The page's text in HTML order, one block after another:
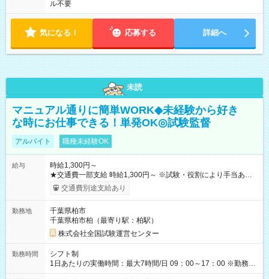
ル不要
気になる！ 応募する 詳細へ
未読
マニュアル通りに簡単WORK◆未経験から好き
な時にお仕事できる！単発OK◎試験監督
アルバイト 職種未経験OK
給与
時給1,300円～
★交通費一部支給 時給1,300円～ ※試験・役割により手当あり
※勤務回数により昇給あり 【即給（前払い）オプションあ
り！】 希望される場合、勤務から1週間ほどで給与の一部を受け
例】 ・河合塾模擬試験 8:30～17:30（休憩1時間） 時給1,300円
×8時間＝日収10,400円＋交通費 ※当日の役割により時給＋100
円の場合あり ・国家試験 7:00～13:30（休憩なし） 時給1,300
円（役割手当＋100円）×6時間＝日収8,400円＋交通費 【試用期
間】試用期間なし
交通費別途支給あり
勤務地
千葉県柏市
千葉県柏市柏（最寄り駅：柏駅）
株式会社全国試験運営センター
勤務時間
シフト制
1日あたりの実働時間：最大7時間/日 09：00～17：00 ※勤務時
間は 試験により異なります。